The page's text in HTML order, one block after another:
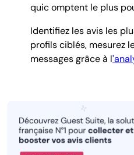
quic omptent le plus
Identifiez les avis les
profils ciblés, mesurez
messages grâce à l